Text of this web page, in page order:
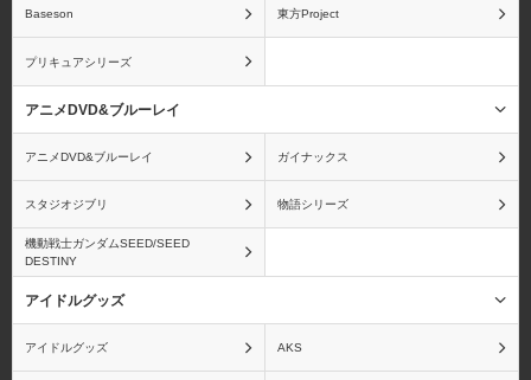
海物語 うる星やつら
Baseson 東方Project
プリキュアシリーズ
アニメDVD&ブルーレイ
アニメDVD&ブルーレイ ガイナックス
スタジオジブリ 物語シリーズ
機動戦士ガンダムSEED/SEED
DESTINY
アイドルグッズ
アイドルグッズ AKS